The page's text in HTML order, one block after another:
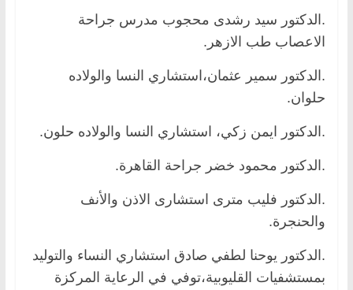
.الدكتور سيد رشدى محجوب مدرس جراحة
الاعصاب طب الازهر.
.الدكتور سمير عثمان،استشاري النسا والولاده
حلوان.
.الدكتور ايمن زكي، استشاري النسا والولاده حلون.
.الدكتور محمود خضر جراحة القاهرة.
.الدكتور فليب مترى استشارى الاذن والأنف
والحنجرة.
.الدكتور يوحنا لطفي صادق استشاري النساء والتوليد
بمستشفيات القليوبية،توفي في الرعاية المركزة